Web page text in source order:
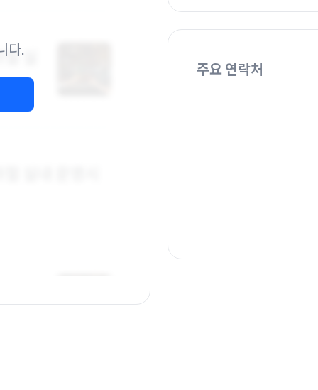
다.
주요 연락처